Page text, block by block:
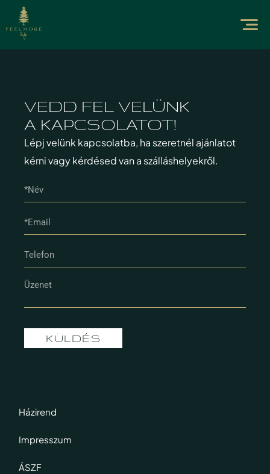
VEDD FEL VELÜNK
A KAPCSOLATOT!
Lépj velünk kapcsolatba, ha szeretnél ajánlatot
kérni vagy kérdésed van a szálláshelyekről.
KÜLDÉS
Házirend
Impresszum
ÁSZF